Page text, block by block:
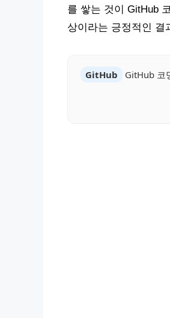
를 쌓는 것이 GitHub
상이라는 긍정적인 결
GitHub
GitHub 코